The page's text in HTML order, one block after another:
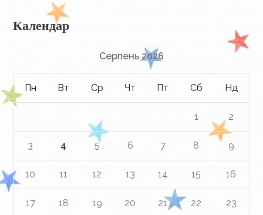
Календар
Серпень 2026
Пн Вт Ср Чт Пт Сб Нд
1 2
3 4 5 6 7 8 9
10 11 12 13 14 15 16
17 18 19 20 21 22 23